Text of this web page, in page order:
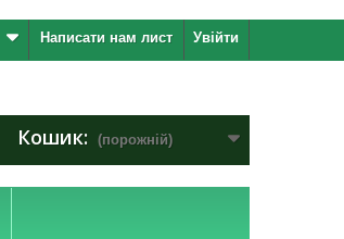
Увійти
Написати нам лист
Кошик: (порожній)